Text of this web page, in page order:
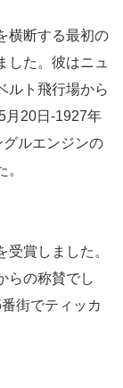
横断する最初の
した。彼はニュ
ルト飛行場から
月20日-1927年
ルエンジンの
賞しました。
らの称賛でし
街でティッカ